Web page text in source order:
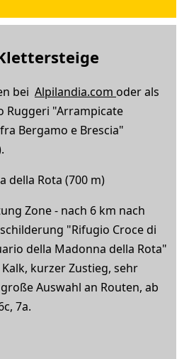
bei Alpilandia.com oder als
Ruggeri "Arrampicate
Bergamo e Brescia"
della Rota (700 m)
Zone - nach 6 km nach
"Rifugio Croce di
della Madonna della Rota"
kurzer Zustieg, sehr
Auswahl an Routen, ab
7a.